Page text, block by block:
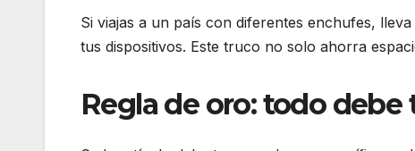
Si viajas a un país con diferentes enchufes,
tus dispositivos. Este truco no solo ahorra
Regla de oro: todo debe